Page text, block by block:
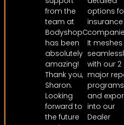
from the
team at
BodyshopConnect
has been
absolutely
amazing!
Thank you,
Sharon.
Looking
forward to
the future
options
insurance
It meshes
with our 2
major
programs
and
into our
Dealer